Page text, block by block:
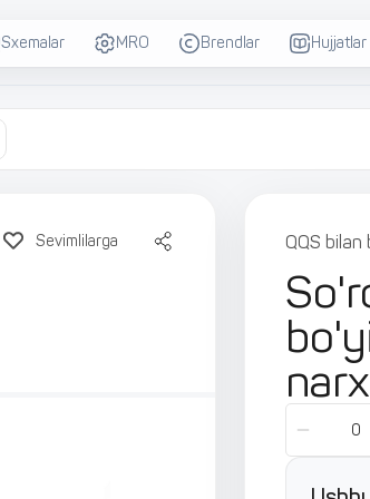
Sxemalar MRO Brendlar Hujjatlar
Sevimlilarga QQS
narx